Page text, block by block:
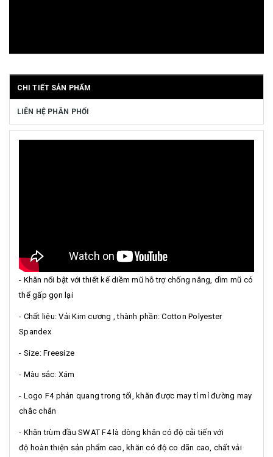
CHI TIẾT SẢN PHẨM
LIÊN HỆ PHÂN PHỐI
- Khăn nổi bật với thiết kế diềm mũ hỗ trợ chống nắng, dìm mũ có
thể gấp gọn lại
- Chất liệu: Vải Kim cương , thành phần: Cotton Polyester
Spandex
- Size: Freesize
- Màu sắc: Xám
- Logo F4 phản quang trong tối, khăn được may tỉ mỉ đường may
chắc chắn
- Khăn trùm đầu SWAT F4 là dòng khăn có độ cải tiến với
độ hoàn thiện sản phẩm cao, khăn có độ co dãn cao, chất vải